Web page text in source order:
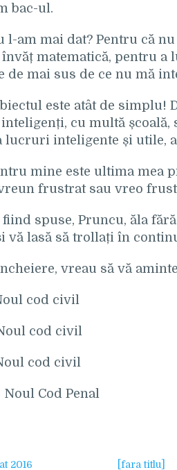
bac-ul.
l-am mai dat? Pentru că
matematică, pentru a
de mai sus de ce nu mă
este atât de simplu!
cu multă școală,
lucruri inteligente și utile,
mine este ultima mea
frustrat sau vreo
fiind spuse, Pruncu, ăla
vă lasă să trollați în
vreau să vă
cod civil
cod civil
cod civil
Noul Cod Penal
2016
[fara titlu]